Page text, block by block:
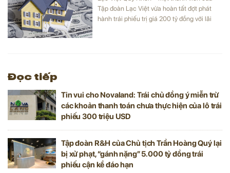
Tập đoàn Lạc Việt vừa hoàn tất đợt phát
hành trái phiếu trị giá 200 tỷ đồng với lãi
Đọc tiếp
Tin vui cho Novaland: Trái chủ đồng ý miễn trừ
các khoản thanh toán chưa thực hiện của lô trái
phiếu 300 triệu USD
Tập đoàn R&H của Chủ tịch Trần Hoàng Quý lại
bị xử phạt, “gánh nặng” 5.000 tỷ đồng trái
phiếu cận kề đáo hạn